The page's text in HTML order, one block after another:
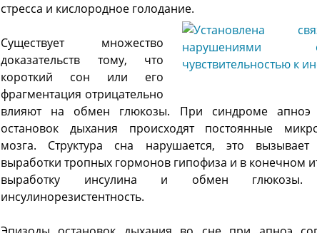
стресса и кислородное голодание.
Существует множество
доказательств тому, что
короткий сон или его
фрагментация отрицательно
влияют на обмен глюкозы. При синдроме апноэ
остановок дыхания происходят постоянные
мозга. Структура сна нарушается, это вызывает
выработки тропных гормонов гипофиза и в конечном
выработку инсулина и обмен глюкозы.
инсулинорезистентность.